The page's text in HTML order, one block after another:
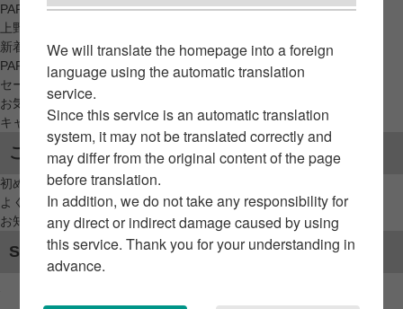
PARCO_ya
上野
新着アイテムから探す
PARCO限定アイテムから探す
セールアイテムから探す
お気に入りから探す
キャンペーン/クーポン対象から探す
ご利用案内
初めてのお客様へ
よくあるご質問 / お問い合わせ
お知らせ
SNSアカウント
We will translate the homepage into a foreign
language using the automatic translation
service.
Since this service is an automatic translation
system, it may not be translated correctly and
may differ from the original content of the page
before translation.
In addition, we do not take any responsibility for
any direct or indirect damage caused by using
this service. Thank you for your understanding in
advance.